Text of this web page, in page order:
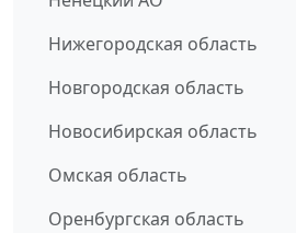
Нижегородская область
Новгородская область
Новосибирская область
Омская область
Оренбургская область